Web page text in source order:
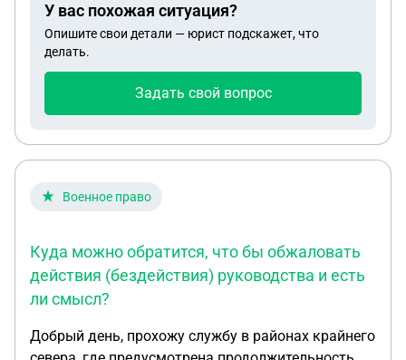
заявили что ни каких архивных документов уже
не может быть, поэтому, так как я собственник,
всё действия проводить мне самой по
действиям послужило следующие: 1. обвинение
три года как местами точечно активизировались
болотной 3.в этом год в самом доме в комнате
находитесь на батуте. прошу помочь мне в
решение данной ситуации за ранее благодарю
У вас похожая ситуация?
Опишите свои детали — юрист подскажет, что
делать.
Задать свой вопрос
Военное право
Куда можно обратится, что бы обжаловать
действия (бездействия) руководства и есть
ли смысл?
Добрый день, прохожу службу в районах крайнего